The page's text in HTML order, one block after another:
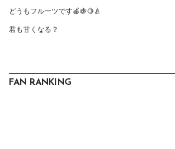
どうもフルーツです🍎🍇🍋🍐
君も甘くなる？
FAN RANKING